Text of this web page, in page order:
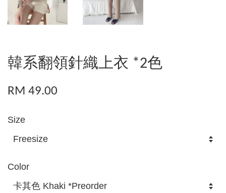
韓系翻領針織上衣 *2色
RM 49.00
Size
Color